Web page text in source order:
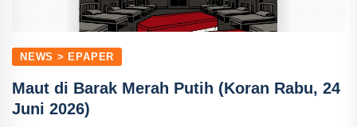
NEWS > EPAPER
Maut di Barak Merah Putih (Koran Rabu, 24
Juni 2026)